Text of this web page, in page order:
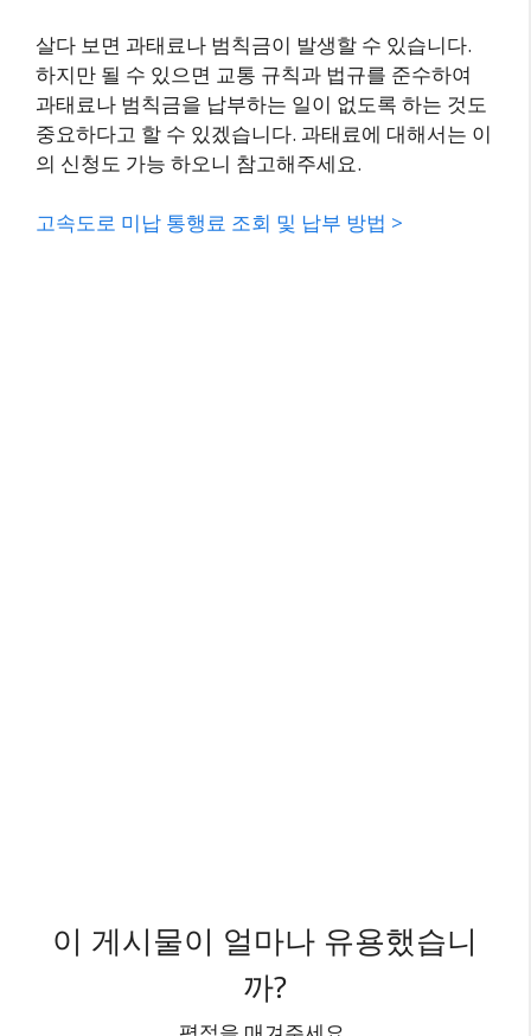
살다 보면 과태료나 범칙금이 발생할 수 있습니다.
하지만 될 수 있으면 교통 규칙과 법규를 준수하여
과태료나 범칙금을 납부하는 일이 없도록 하는 것도
중요하다고 할 수 있겠습니다. 과태료에 대해서는 이
의 신청도 가능 하오니 참고해주세요.
고속도로 미납 통행료 조회 및 납부 방법 >
이 게시물이 얼마나 유용했습니
까?